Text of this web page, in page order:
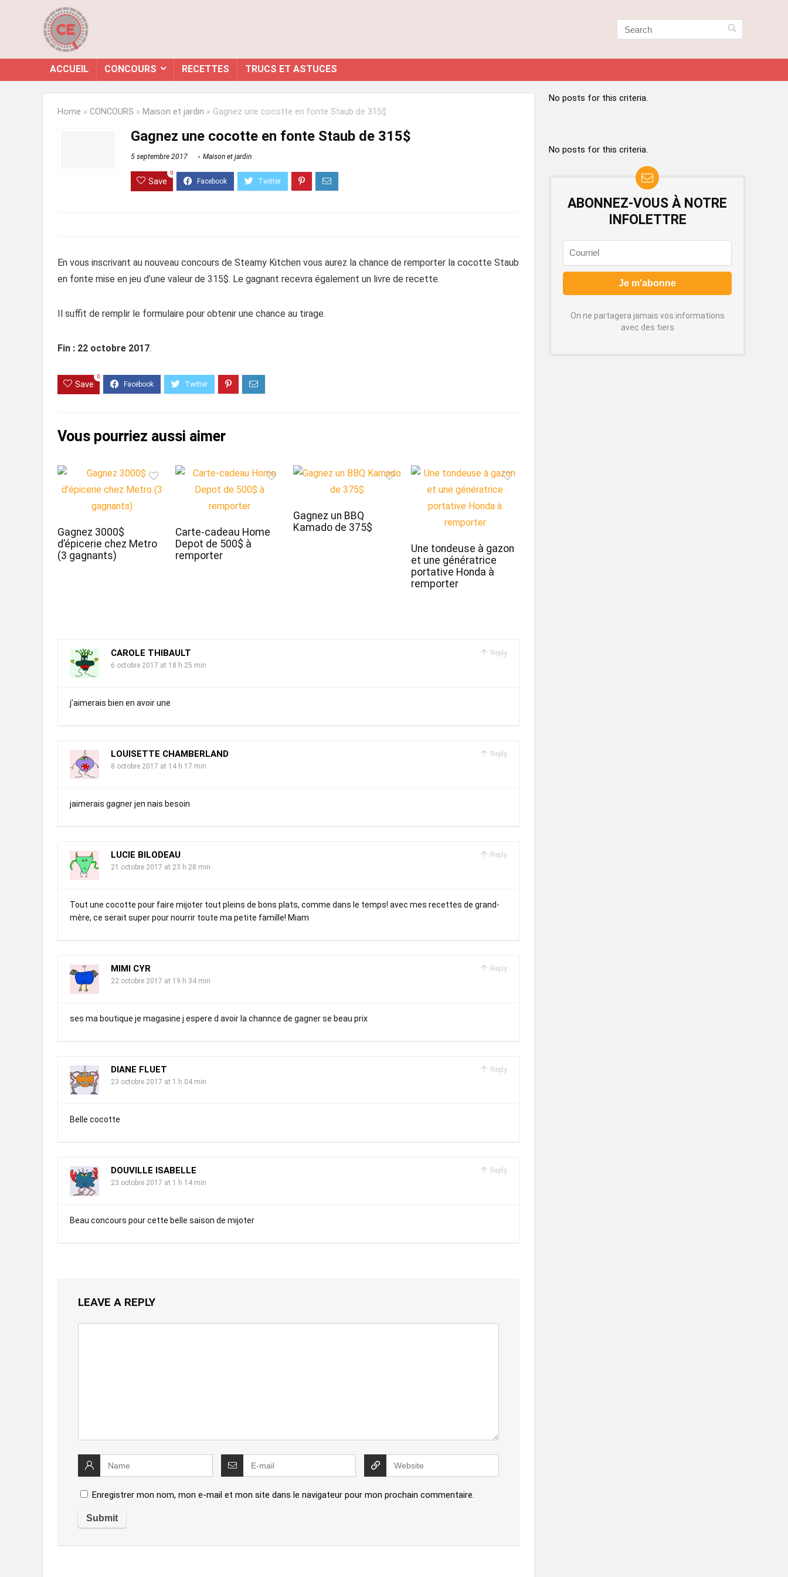
ACCUEIL CONCOURS RECETTES TRUCS ET ASTUCES
Home » CONCOURS » Maison et jardin » Gagnez une cocotte en fonte Staub de 315$
Gagnez une cocotte en fonte Staub de 315$
5 septembre 2017 Maison et jardin
Save
0
En vous inscrivant au nouveau concours de Steamy Kitchen vous aurez la chance de remporter la cocotte Staub
en fonte mise en jeu d’une valeur de 315$. Le gagnant recevra également un livre de recette.
Il suffit de remplir le formulaire pour obtenir une chance au tirage.
Fin : 22 octobre 2017.
Save
0
Gagnez 3000$
d’épicerie chez Metro
(3 gagnants)
Carte-cadeau Home
Depot de 500$ à
remporter
Gagnez un BBQ
Kamado de 375$
Une tondeuse à gazon
et une génératrice
portative Honda à
remporter
Reply
CAROLE THIBAULT
6 octobre 2017 at 18 h 25 min
j’aimerais bien en avoir une
Reply
LOUISETTE CHAMBERLAND
8 octobre 2017 at 14 h 17 min
jaimerais gagner jen nais besoin
Reply
LUCIE BILODEAU
21 octobre 2017 at 23 h 28 min
Tout une cocotte pour faire mijoter tout pleins de bons plats, comme dans le temps! avec mes recettes de grand-
mère, ce serait super pour nourrir toute ma petite famille! Miam
Reply
MIMI CYR
22 octobre 2017 at 19 h 34 min
ses ma boutique je magasine j espere d avoir la channce de gagner se beau prix
Reply
DIANE FLUET
23 octobre 2017 at 1 h 04 min
Belle cocotte
Reply
DOUVILLE ISABELLE
23 octobre 2017 at 1 h 14 min
Beau concours pour cette belle saison de mijoter
LEAVE A REPLY
Enregistrer mon nom, mon e-mail et mon site dans le navigateur pour mon prochain commentaire.
No posts for this criteria.
No posts for this criteria.
ABONNEZ-VOUS À NOTRE
INFOLETTRE
On ne partagera jamais vos informations
avec des tiers